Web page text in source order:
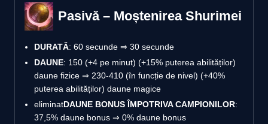
Pasivă – Moștenirea Shurimei
DURATĂ: 60 secunde ⇒ 30 secunde
DAUNE: 150 (+4 pe minut) (+15% puterea abilităților)
daune fizice ⇒ 230-410 (în funcție de nivel) (+40%
puterea abilităților) daune magice
eliminatDAUNE BONUS ÎMPOTRIVA CAMPIONILOR:
37,5% daune bonus ⇒ 0% daune bonus